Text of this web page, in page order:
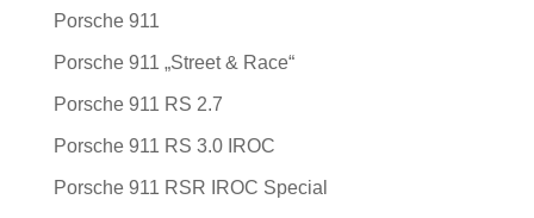
Porsche 911
Porsche 911 „Street & Race“
Porsche 911 RS 2.7
Porsche 911 RS 3.0 IROC
Porsche 911 RSR IROC Special